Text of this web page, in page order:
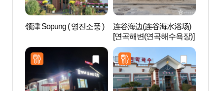
领津 Sopung ( 영진소풍 )
连谷海边(连谷海水浴场)
[연곡해변(연곡해수욕장)]